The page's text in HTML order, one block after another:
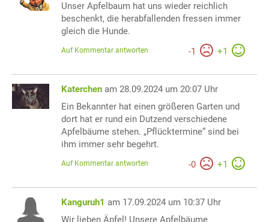
Unser Apfelbaum hat uns wieder reichlich
beschenkt, die herabfallenden fressen immer
gleich die Hunde.
-1 +1
Auf Kommentar antworten
Katerchen am 28.09.2024 um 20:07 Uhr
Ein Bekannter hat einen größeren Garten und
dort hat er rund ein Dutzend verschiedene
Apfelbäume stehen. „Pflücktermine“ sind bei
ihm immer sehr begehrt.
-0 +1
Auf Kommentar antworten
Kanguruh1 am 17.09.2024 um 10:37 Uhr